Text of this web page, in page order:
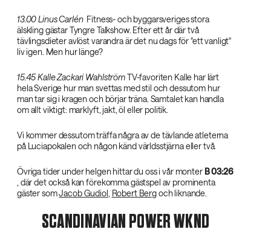
13.00 Linus Carlén‌ Fitness- och byggarsveriges stora
älskling gästar Tyngre Talkshow. Efter ett år där två
tävlingsdieter avlöst varandra är det nu dags för "ett vanligt"
liv igen. Men hur länge?
15.45 Kalle Zackari Wahlström‌TV-favoriten Kalle har lärt
hela Sverige hur man svettas med stil och dessutom hur
man tar sig i kragen och börjar träna. Samtalet kan handla
om allt viktigt: marklyft, jakt, öl eller politik.
Vi kommer dessutom träffa några av de tävlande atleterna
på Luciapokalen och någon känd världsstjärna eller två.
Övriga tider under helgen hittar du oss i vår monter B 03:26‌
, där det också kan förekomma gästspel av prominenta
gäster somJacob Gudiol Robert Bergoch liknande.
SCANDINAVIAN POWER WKND